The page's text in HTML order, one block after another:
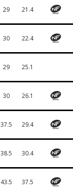
29 21.4
30 22.4
29 25.1
30 26.1
37.5 29.4
38.5 30.4
43.5 37.5